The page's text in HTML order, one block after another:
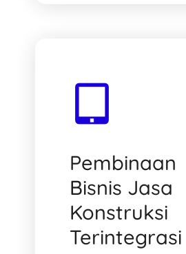
Pembinaan
Bisnis Jasa
Konstruksi
Terintegrasi